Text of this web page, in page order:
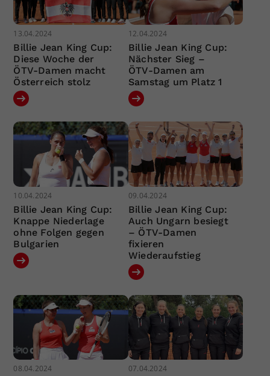
13.04.2024
Billie Jean King Cup:
Diese Woche der
ÖTV-Damen macht
Österreich stolz
12.04.2024
Billie Jean King Cup:
Nächster Sieg –
ÖTV-Damen am
Samstag um Platz 1
10.04.2024
Billie Jean King Cup:
Knappe Niederlage
ohne Folgen gegen
Bulgarien
09.04.2024
Billie Jean King Cup:
Auch Ungarn besiegt
– ÖTV-Damen
fixieren
Wiederaufstieg
08.04.2024 07.04.2024